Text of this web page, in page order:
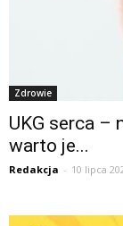
Zdrowie
UKG serca –
warto je...
Redakcja - 10 lipca